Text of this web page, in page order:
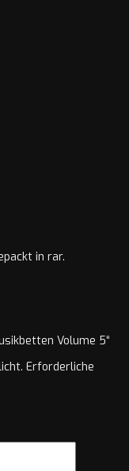
in rar.
Volume 5“
Erforderliche